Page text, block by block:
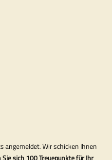
angemeldet. Wir schicken Ihnen